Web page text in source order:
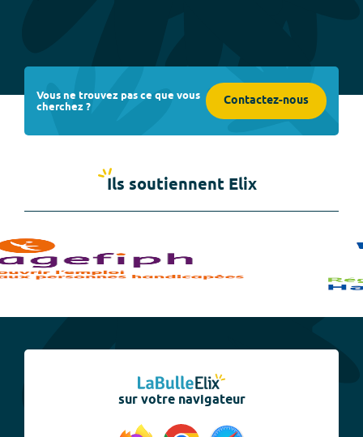
Vous ne trouvez pas ce que vous
cherchez ? Contactez-nous
Ils soutiennent Elix
sur votre navigateur